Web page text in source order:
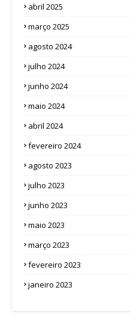
abril 2025
março 2025
agosto 2024
julho 2024
junho 2024
maio 2024
abril 2024
fevereiro 2024
agosto 2023
julho 2023
junho 2023
maio 2023
março 2023
fevereiro 2023
janeiro 2023